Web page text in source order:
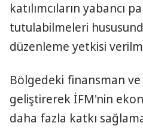
katılımcıların yabancı
tutulabilmeleri
düzenleme yetkisi
Bölgedeki finansman ve
geliştirerek İFM'nin
daha fazla katkı